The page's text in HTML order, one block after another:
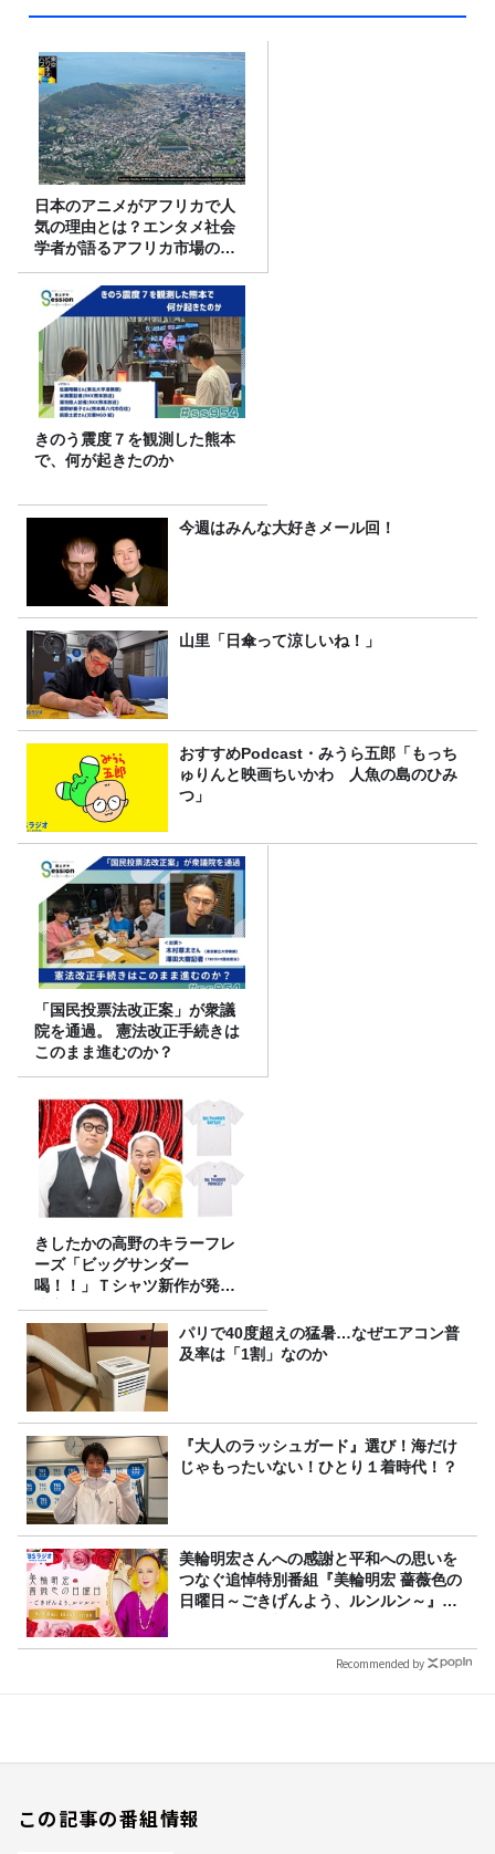
日本のアニメがアフリカで人
気の理由とは？エンタメ社会
学者が語るアフリカ市場のリ
アル
きのう震度７を観測した熊本
で、何が起きたのか
今週はみんな大好きメール回！
山里「日傘って涼しいね！」
おすすめPodcast・みうら五郎「もっち
ゅりんと映画ちいかわ 人魚の島のひみ
つ」
「国民投票法改正案」が衆議
院を通過。 憲法改正手続きは
このまま進むのか？
きしたかの高野のキラーフレ
ーズ「ビッグサンダー
喝！！」Ｔシャツ新作が発売
決定！
パリで40度超えの猛暑…なぜエアコン普
及率は「1割」なのか
『大人のラッシュガード』選び！海だけ
じゃもったいない！ひとり１着時代！？
美輪明宏さんへの感謝と平和への思いを
つなぐ追悼特別番組『美輪明宏 薔薇色の
日曜日～ごきげんよう、ルンルン～』
Recommended by
この記事の番組情報